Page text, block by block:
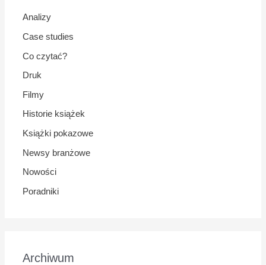
Analizy
Case studies
Co czytać?
Druk
Filmy
Historie książek
Książki pokazowe
Newsy branżowe
Nowości
Poradniki
Archiwum